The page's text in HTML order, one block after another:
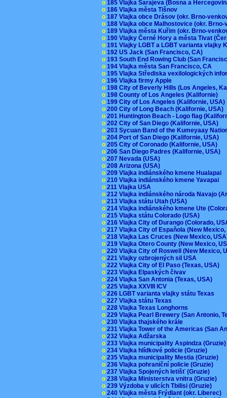
o 185 Vlajka Sarajeva (Bosna a
o 186 Vlajka města Tišnov
o 187 Vlajka obce Drásov (okr. Brno-
o 188 Vlajka obce Malhostovice (okr.
o 189 Vlajka města Kuřim (okr. Brno-
o 190 Vlajky Černé Hory a města Tivat
o 191 Vlajky LGBT a LGBT varianta vlajky
o 192 US Jack (San Francisco, CA)
o 193 South End Rowing Club (San
o 194 Vlajka města San Francisco, CA
o 195 Vlajka Střediska vexilologických
o 196 Vlajka firmy Apple
o 198 City of Beverly Hills (Los Angeles,
o 198 County of Los Angeles (Kalifornie)
o 199 City of Los Angeles (Kalifornie,
o 200 City of Long Beach (Kalifornie, USA)
o 201 Huntington Beach - Logo flag
o 202 City of San Diego (Kalifornie, USA)
o 203 Sycuan Band of the Kumeyaay
o 204 Port of San Diego (Kalifornie, USA)
o 205 City of Coronado (Kalifornie, USA)
o 206 San Diego Padres (Kalifornie, USA)
o 207 Nevada (USA)
o 208 Arizona (USA)
o 209 Vlajka indiánského kmene Hualapai
o 210 Vlajka indiánského kmene Yavapai
o 211 Vlajka USA
o 212 Vlajka indiánského národa Navajo
o 213 Vlajka státu Utah (USA)
o 214 Vlajka indiánského kmene Ute
o 215 Vlajka státu Colorado (USA)
o 216 Vlajka City of Durango (Colorado,
o 217 Vlajka City of Espaňola (New
o 218 Vlajka Las Cruces (New Mexico,
o 219 Vlajka Otero County (New Mexico,
o 220 Vlajka City of Roswell (New Mexico,
o 221 Vlajky ozbrojených sil USA
o 222 Vlajka City of El Paso (Texas, USA)
o 223 Vlajka Elpaských čivav
o 224 Vlajka San Antonia (Texas, USA)
o 225 Vlajka XXVIII ICV
o 226 LGBT varianta vlajky státu Texas
o 227 Vlajka státu Texas
o 228 Vlajka Texas Longhorns
o 229 Vlajka Pearl Brewery (San Antonio,
o 230 Vlajka thajského krále
o 231 Vlajka Tower of the Americas (San
o 232 Vlajka Adžarska
o 233 Vlajka municipality Aspindza
o 234 Vlajka hlídkové policie (Gruzie)
o 235 Vlajka municipality Mestia (Gruzie)
o 236 Vlajka pohraniční policie (Gruzie)
o 237 Vlajka Spojených letišť (Gruzie)
o 238 Vlajka Ministerstva vnitra (Gruzie)
o 239 Výzdoba v ulicích Tbilisi (Gruzie)
o 240 Vlajka města Frýdlant (okr. Liberec)